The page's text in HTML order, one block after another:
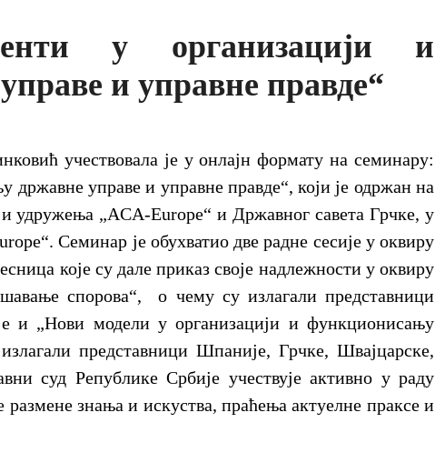
у организацији и
и управне правде“
учествовала је у онлајн формату на семинару:
управе и управне правде“, који је одржан на
удружења „ACA-Europe“ и Државног савета Грчке, у
Семинар је обухватио две радне сесије у оквиру
које су дале приказ своје надлежности у оквиру
спорова“, о чему су излагали представници
и „Нови модели у организацији и функционисању
представници Шпаније, Грчке, Швајцарске,
суд Републике Србије учествује активно у раду
знања и искуства, праћења актуелне праксе и